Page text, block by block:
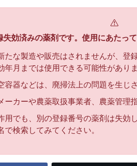
失効済みの薬剤です。使用にあたっ
たな製造や販売はされませんが、登
年月までは使用できる可能性がありま
容器などは、廃掃法上の問題を生じ
ーカーや農薬取扱事業者、農薬管理
用でも、別の登録番号の薬剤は失効
で検索してみてください。